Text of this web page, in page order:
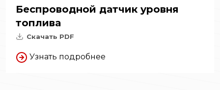
Беспроводной датчик уровня
топлива
Скачать PDF
Узнать подробнее